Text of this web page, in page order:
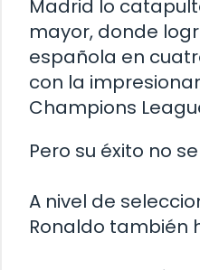
Madrid lo
mayor, donde
española en
con la
Champions
Pero su éxito no
A nivel de
Ronaldo también